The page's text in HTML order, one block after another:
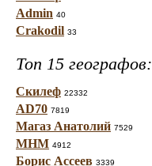
Admin 40
Crakodil 33
Топ 15 географов:
Скилеф 22332
AD70 7819
Магаз Анатолий 7529
МНМ 4912
Борис Ассеев 3339